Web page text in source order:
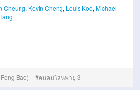
Cheung, Kevin Cheng, Louis Koo, Michael
Bao) คนคมโค่นพายุ 3